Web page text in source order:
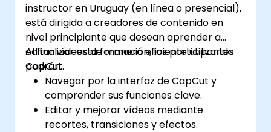
instructor en Uruguay (en línea o presencial),
está dirigida a creadores de contenido en
nivel principiante que desean aprender a
editar vídeos de manera eficiente utilizando
CapCut.
Al finalizar esta formación, los participantes
podrán:
Navegar por la interfaz de CapCut y
comprender sus funciones clave.
Editar y mejorar vídeos mediante
recortes, transiciones y efectos.